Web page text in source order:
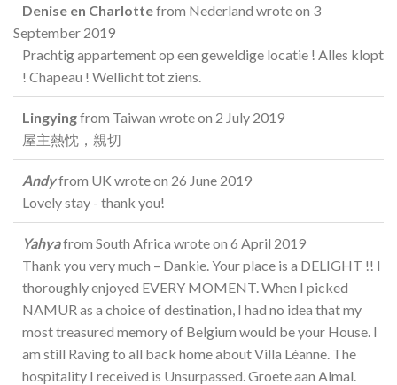
Denise en Charlottefrom Nederland wrote on 3
September 2019
Prachtig appartement op een geweldige locatie ! Alles klopt
! Chapeau ! Wellicht tot ziens.
Lingyingfrom Taiwan wrote on 2 July 2019
屋主熱忱，親切
Andyfrom UK wrote on 26 June 2019
Lovely stay - thank you!
Yahyafrom South Africa wrote on 6 April 2019
Thank you very much – Dankie. Your place is a DELIGHT !! I
thoroughly enjoyed EVERY MOMENT. When I picked
NAMUR as a choice of destination, I had no idea that my
most treasured memory of Belgium would be your House. I
am still Raving to all back home about Villa Léanne. The
hospitality I received is Unsurpassed. Groete aan Almal.